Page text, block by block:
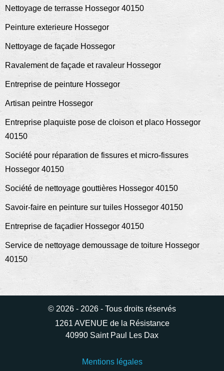
Nettoyage de terrasse Hossegor 40150
Peinture exterieure Hossegor
Nettoyage de façade Hossegor
Ravalement de façade et ravaleur Hossegor
Entreprise de peinture Hossegor
Artisan peintre Hossegor
Entreprise plaquiste pose de cloison et placo Hossegor
40150
Société pour réparation de fissures et micro-fissures
Hossegor 40150
Société de nettoyage gouttières Hossegor 40150
Savoir-faire en peinture sur tuiles Hossegor 40150
Entreprise de façadier Hossegor 40150
Service de nettoyage demoussage de toiture Hossegor
40150
© 2026 - 2026 - Tous droits réservés
1261 AVENUE de la Résistance
40990 Saint Paul Les Dax
Mentions légales